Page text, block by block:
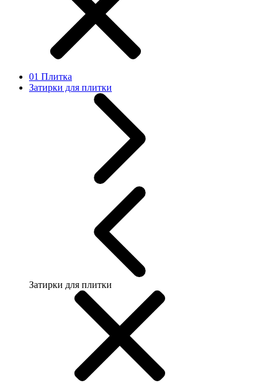
01 Плитка
Затирки для плитки
Затирки для плитки